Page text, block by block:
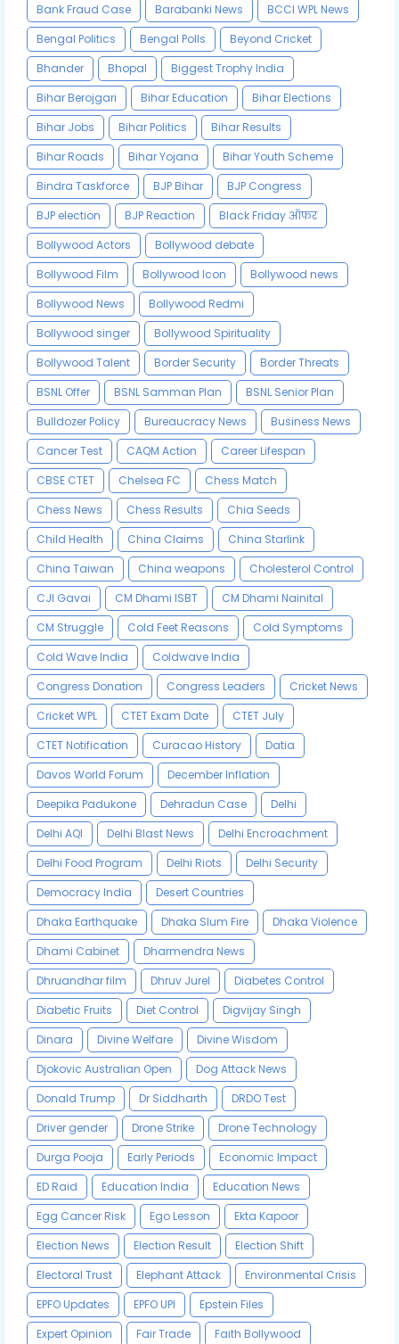
Bank Fraud Case
Barabanki News
BCCI WPL News
Bengal Politics
Bengal Polls
Beyond Cricket
Bhander
Bhopal
Biggest Trophy India
Bihar Berojgari
Bihar Education
Bihar Elections
Bihar Jobs
Bihar Politics
Bihar Results
Bihar Roads
Bihar Yojana
Bihar Youth Scheme
Bindra Taskforce
BJP Bihar
BJP Congress
BJP election
BJP Reaction
Black Friday ऑफर
Bollywood Actors
Bollywood debate
Bollywood Film
Bollywood Icon
Bollywood news
Bollywood News
Bollywood Redmi
Bollywood singer
Bollywood Spirituality
Bollywood Talent
Border Security
Border Threats
BSNL Offer
BSNL Samman Plan
BSNL Senior Plan
Bulldozer Policy
Bureaucracy News
Business News
Cancer Test
CAQM Action
Career Lifespan
CBSE CTET
Chelsea FC
Chess Match
Chess News
Chess Results
Chia Seeds
Child Health
China Claims
China Starlink
China Taiwan
China weapons
Cholesterol Control
CJI Gavai
CM Dhami ISBT
CM Dhami Nainital
CM Struggle
Cold Feet Reasons
Cold Symptoms
Cold Wave India
Coldwave India
Congress Donation
Congress Leaders
Cricket News
Cricket WPL
CTET Exam Date
CTET July
CTET Notification
Curacao History
Datia
Davos World Forum
December Inflation
Deepika Padukone
Dehradun Case
Delhi
Delhi AQI
Delhi Blast News
Delhi Encroachment
Delhi Food Program
Delhi Riots
Delhi Security
Democracy India
Desert Countries
Dhaka Earthquake
Dhaka Slum Fire
Dhaka Violence
Dhami Cabinet
Dharmendra News
Dhruandhar film
Dhruv Jurel
Diabetes Control
Diabetic Fruits
Diet Control
Digvijay Singh
Dinara
Divine Welfare
Divine Wisdom
Djokovic Australian Open
Dog Attack News
Donald Trump
Dr Siddharth
DRDO Test
Driver gender
Drone Strike
Drone Technology
Durga Pooja
Early Periods
Economic Impact
ED Raid
Education India
Education News
Egg Cancer Risk
Ego Lesson
Ekta Kapoor
Election News
Election Result
Election Shift
Electoral Trust
Elephant Attack
Environmental Crisis
EPFO Updates
EPFO UPI
Epstein Files
Expert Opinion
Fair Trade Faith Bollywood